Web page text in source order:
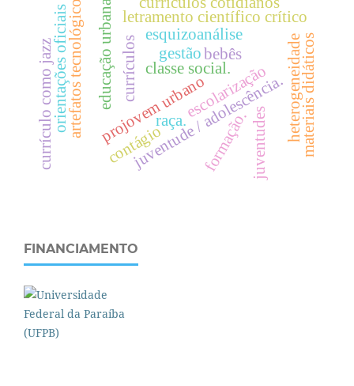
currículos
projovem urbano
juventude / adolescência.
e
d
u
c
a
ç
ã
o
u
r
b
a
n
a
.
classe social.
raça.
gestão
juventudes
escolarização heterogeneidade
letramento científico crítico
materiais didáticos
artefatos tecnológicos esquizoanálise
formação.
bebês
contágio
orientações oficiais
currículo como jazz
FINANCIAMENTO